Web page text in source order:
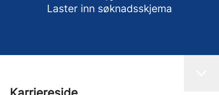
Laster inn søknadsskjema